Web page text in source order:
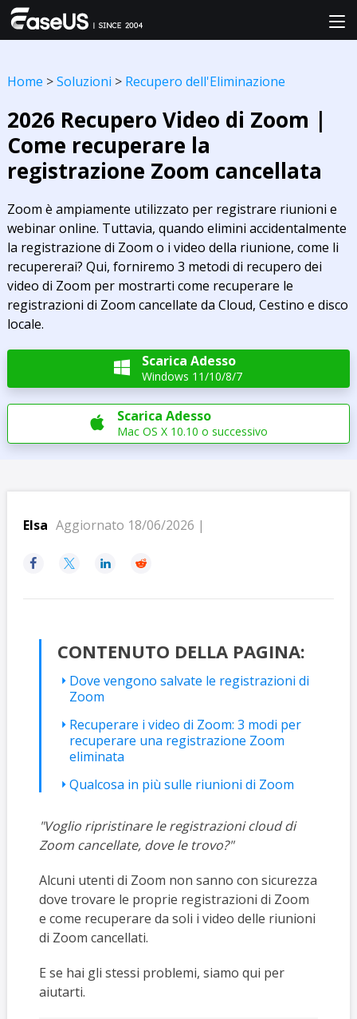
Home >Soluzioni > Recupero dell'Eliminazione
2026 Recupero Video di Zoom |
Come recuperare la
registrazione Zoom cancellata
Zoom è ampiamente utilizzato per registrare riunioni e
webinar online. Tuttavia, quando elimini accidentalmente
la registrazione di Zoom o i video della riunione, come li
recupererai? Qui, forniremo 3 metodi di recupero dei
video di Zoom per mostrarti come recuperare le
registrazioni di Zoom cancellate da Cloud, Cestino e disco
locale.
 Scarica Adesso
Windows 11/10/8/7
 Scarica Adesso
Mac OS X 10.10 o successivo
Elsa Aggiornato 18/06/2026 |
   
CONTENUTO DELLA PAGINA:
Dove vengono salvate le registrazioni di
Zoom
Recuperare i video di Zoom: 3 modi per
recuperare una registrazione Zoom
eliminata
Qualcosa in più sulle riunioni di Zoom
"Voglio ripristinare le registrazioni cloud di
Zoom cancellate, dove le trovo?"
Alcuni utenti di Zoom non sanno con sicurezza
dove trovare le proprie registrazioni di Zoom
e come recuperare da soli i video delle riunioni
di Zoom cancellati.
E se hai gli stessi problemi, siamo qui per
aiutarti.